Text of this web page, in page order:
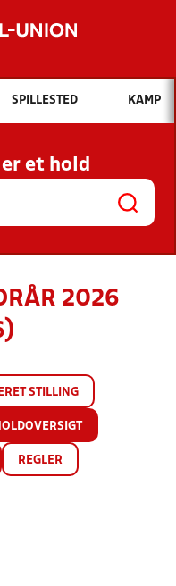
Hvad vil du søge efter?
OG NYHEDER
KLUBBER OG
SPILLESTED KAMP
et hold
2026
STILLING
REGLER